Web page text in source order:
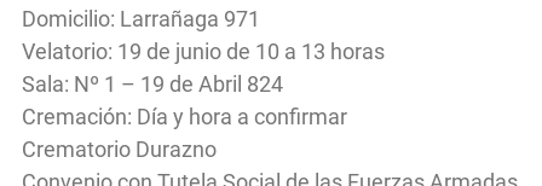
Domicilio: Larrañaga 971
Velatorio: 19 de junio de 10 a 13 horas
Sala: Nº 1 – 19 de Abril 824
Cremación: Día y hora a confirmar
Crematorio Durazno